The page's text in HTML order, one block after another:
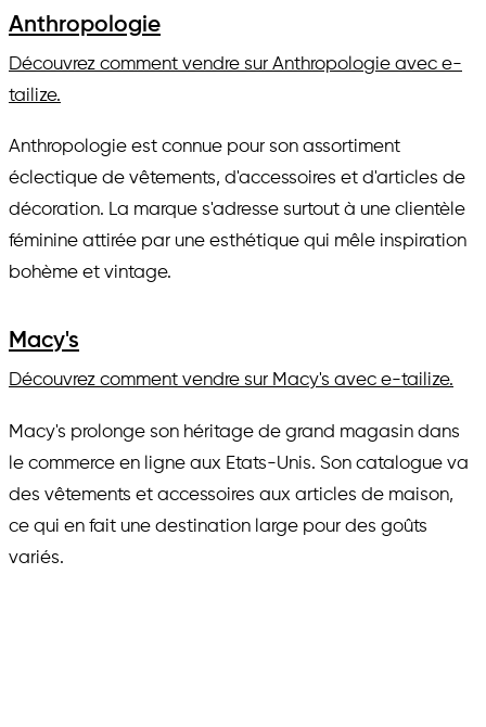
Anthropologie
Découvrez comment vendre sur Anthropologie avec e-
tailize.
Anthropologie est connue pour son assortiment
éclectique de vêtements, d'accessoires et d'articles de
décoration. La marque s'adresse surtout à une clientèle
féminine attirée par une esthétique qui mêle inspiration
bohème et vintage.
Macy's
Découvrez comment vendre sur Macy's avec e-tailize.
Macy's prolonge son héritage de grand magasin dans
le commerce en ligne aux Etats-Unis. Son catalogue va
des vêtements et accessoires aux articles de maison,
ce qui en fait une destination large pour des goûts
variés.